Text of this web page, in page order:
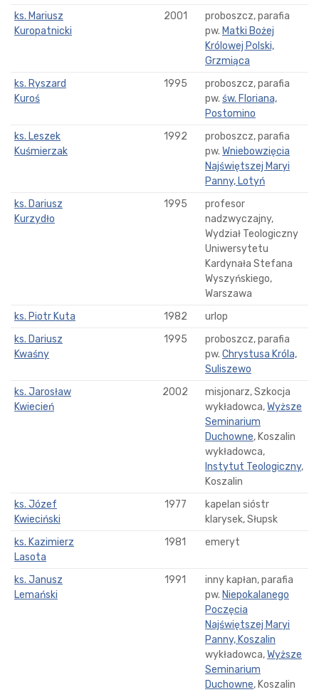
ks. Mariusz
Kuropatnicki
2001
proboszcz, parafia
pw. Matki Bożej
Królowej Polski,
Grzmiąca
ks. Ryszard
Kuroś
1995
proboszcz, parafia
pw. św. Floriana,
Postomino
ks. Leszek
Kuśmierzak
1992
proboszcz, parafia
pw. Wniebowzięcia
Najświętszej Maryi
Panny, Lotyń
ks. Dariusz
Kurzydło
1995
profesor
nadzwyczajny,
Wydział Teologiczny
Uniwersytetu
Kardynała Stefana
Wyszyńskiego,
Warszawa
ks. Piotr Kuta
1982
urlop
ks. Dariusz
Kwaśny
1995
proboszcz, parafia
pw. Chrystusa Króla,
Suliszewo
ks. Jarosław
Kwiecień
2002
misjonarz, Szkocja
wykładowca,Wyższe
Seminarium
Duchowne, Koszalin
wykładowca,
Instytut Teologiczny,
Koszalin
ks. Józef
Kwieciński
1977
kapelan sióstr
klarysek, Słupsk
ks. Kazimierz
Lasota
1981 emeryt
ks. Janusz
Lemański
1991
inny kapłan, parafia
pw. Niepokalanego
Poczęcia
Najświętszej Maryi
Panny, Koszalin
wykładowca,Wyższe
Seminarium
Duchowne, Koszalin